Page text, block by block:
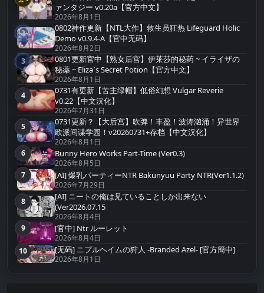
ァンタジー v0.20a【官方中文】
2026年8月1日
第2名
2
0802神作更新【NTL大作】救生员狂热 Lifeguard Holic
Demo v0.9.4-A【官中无码】
2026年8月2日
第3名
3
0801更新官中【熟女后宫】伊莱莎的秘药 ~ イライザの
秘薬 ~ Eliza`s Secret Potion【官方中文】
2026年8月1日
第4名
4
0731有更新【苦主绿帽】低俗幻想 Vulgar Reverie
v0.22【中文汉化】
2026年7月31日
第5名
5
0731更新？【大后宫】吹弹！丰盈！波涛汹涌！异世界
欧派间谍学园！v20260731+存档【中文汉化】
2026年8月1日
第6名
6 Bunny Hero Works Part-Time (Ver0.3)
2026年8月5日
第7名
7 [AI] 爆乳パーティーNTR Bakunyuu Party NTR(Ver1.1.2)
2026年7月29日
第8名
8
[AI] ニートの俺は见ていることしか出来ない
(Ver2026.07.15
2026年8月4日
第9名
9 [官中] Ntr ルーレット
2026年8月4日
第10名
10 [无码] ニプルヘイムの狩人 -Branded Azel- [官方簡中]
2026年8月1日